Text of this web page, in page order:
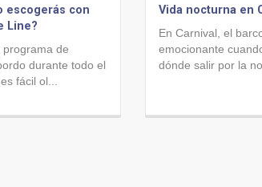
escogerás con
Line?
de
durante todo el
fácil ol...
Vida nocturna en
En Carnival, el
emocionante
dónde salir por la